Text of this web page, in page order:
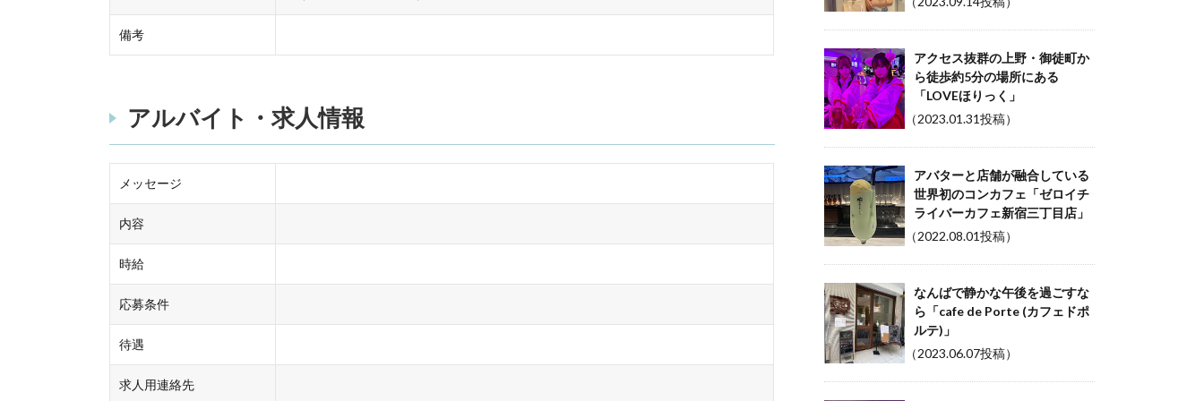
備考
アルバイト・求人情報
メッセージ
内容
時給
応募条件
待遇
求人用連絡先
アクセス抜群の上野・御徒町か
ら徒歩約5分の場所にある
「LOVEほりっく」
（2023.01.31投稿）
アバターと店舗が融合している
世界初のコンカフェ「ゼロイチ
ライバーカフェ新宿三丁目店」
（2022.08.01投稿）
なんばで静かな午後を過ごすな
ら「cafe de Porte (カフェドポ
ルテ)」
（2023.06.07投稿）